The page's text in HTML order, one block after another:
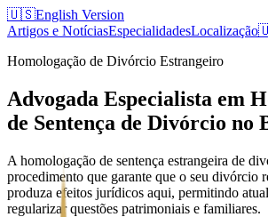
🇺🇸English Version
Artigos e NotíciasEspecialidadesLocalização
Homologação de Divórcio Estrangeiro
Advogada Especialista em
de Sentença de Divórcio no
A homologação de sentença estrangeira de
procedimento que garante que o seu divórcio
produza efeitos jurídicos aqui, permitindo
regularizar questões patrimoniais e familiares.